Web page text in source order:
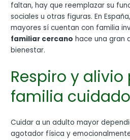
faltan, hay que reemplazar su
sociales u otras figuras. En
mayores sí cuentan con familia
familiar cercano hace una gran
bienestar.
Respiro y alivio
familia
Cuidar a un adulto mayor
agotador física y